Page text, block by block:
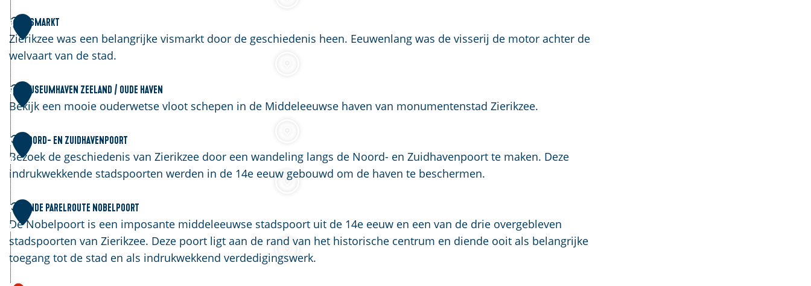
i
e
r
i
k
z
e
e
e
v
e
n
s
m
o
n
s
t
e
r
t
o
r
e
n
u
w
e
B
o
l
w
e
r
k
8 Vismarkt
Zierikzee was een belangrijke vismarkt door de geschiedenis heen. Eeuwenlang was de visserij de motor achter de
welvaart van de stad.
V
i
s
m
a
r
k
t
9 Museumhaven Zeeland / Oude Haven
Bekijk een mooie ouderwetse vloot schepen in de Middeleeuwse haven van monumentenstad Zierikzee.
M
u
s
e
u
m
h
a
v
e
n
Z
1
0
Noord- en Zuidhavenpoort
Bezoek de geschiedenis van Zierikzee door een wandeling langs de Noord- en Zuidhavenpoort te maken. Deze
indrukwekkende stadspoorten werden in de 14e eeuw gebouwd om de haven te beschermen.
N
o
o
r
d
-
e
n
Z
1
1
Einde Parelroute Nobelpoort
De Nobelpoort is een imposante middeleeuwse stadspoort uit de 14e eeuw en een van de drie overgebleven
stadspoorten van Zierikzee. Deze poort ligt aan de rand van het historische centrum en diende ooit als belangrijke
toegang tot de stad en als indrukwekkend verdedigingswerk.
E
i
n
d
e